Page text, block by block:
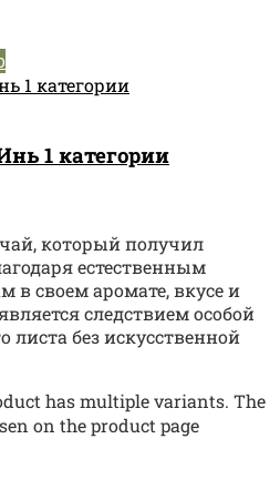
1 категории
который получил
естественным
в своем аромате, вкусе и
следствием особой
листа без искусственной
has multiple variants. The
on the product page